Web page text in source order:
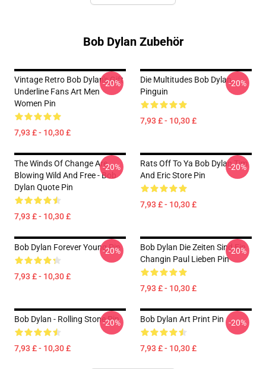
Bob Dylan Zubehör
Vintage Retro Bob Dylan's Gift
Underline Fans Art Men
Women Pin
7,93 £ - 10,30 £
-20%
Die Multitudes Bob Dylan
Pinguin
7,93 £ - 10,30 £
-20%
The Winds Of Change Are
Blowing Wild And Free - Bob
Dylan Quote Pin
7,93 £ - 10,30 £
-20%
Rats Off To Ya Bob Dylan Tim
And Eric Store Pin
7,93 £ - 10,30 £
-20%
Bob Dylan Forever Young Pin
7,93 £ - 10,30 £
-20%
Bob Dylan Die Zeiten Sind Ein
Changin Paul Lieben Pin
7,93 £ - 10,30 £
-20%
Bob Dylan - Rolling Stone Pin
7,93 £ - 10,30 £
-20% Bob Dylan Art Print Pin
7,93 £ - 10,30 £
-20%